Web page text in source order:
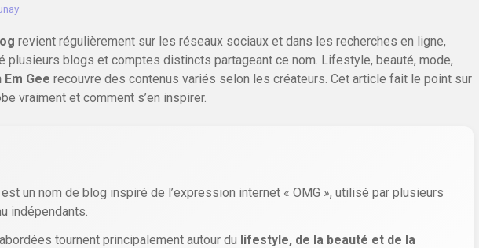
revient régulièrement sur les réseaux sociaux et dans les recherches en ligne,
plusieurs blogs et comptes distincts partageant ce nom. Lifestyle, beauté, mode,
Em Gee recouvre des contenus variés selon les créateurs. Cet article fait le point sur
vraiment et comment s’en inspirer.
est un nom de blog inspiré de l’expression internet « OMG », utilisé par plusieurs
indépendants.
tournent principalement autour du lifestyle, de la beauté et de la